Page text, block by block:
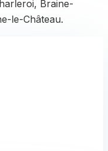
Braine-
le-Château.